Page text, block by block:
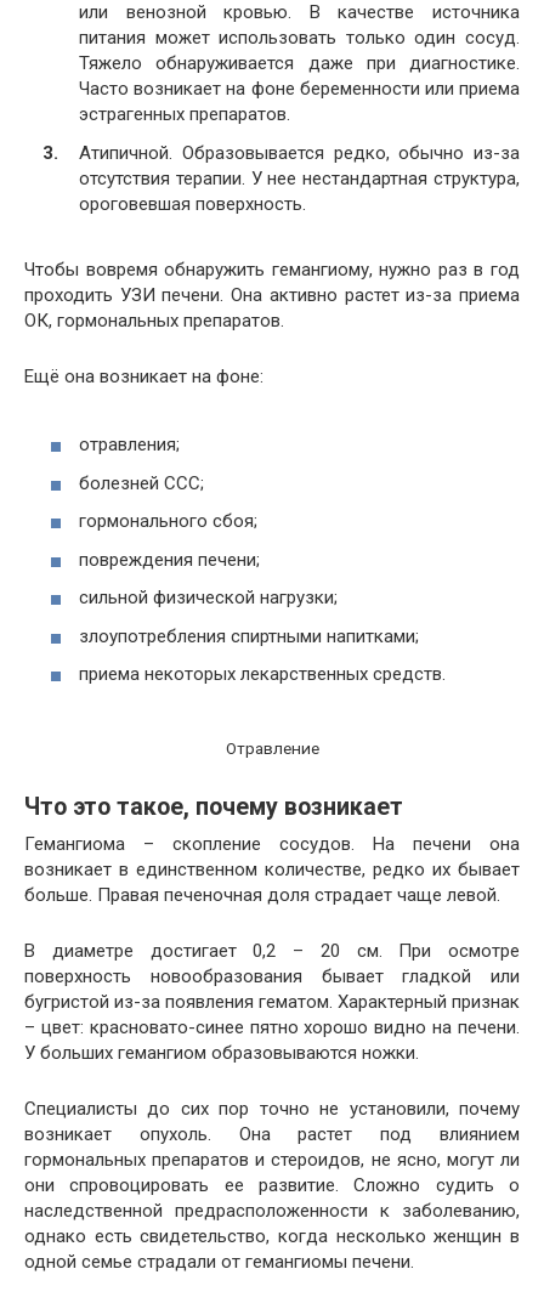
или венозной кровью. В качестве источника
питания может использовать только один сосуд.
Тяжело обнаруживается даже при диагностике.
Часто возникает на фоне беременности или приема
эстрагенных препаратов.
Атипичной. Образовывается редко, обычно из-за
отсутствия терапии. У нее нестандартная структура,
ороговевшая поверхность.
Чтобы вовремя обнаружить гемангиому, нужно раз в год
проходить УЗИ печени. Она активно растет из-за приема
ОК, гормональных препаратов.
Ещё она возникает на фоне:
отравления;
болезней ССС;
гормонального сбоя;
повреждения печени;
сильной физической нагрузки;
злоупотребления спиртными напитками;
приема некоторых лекарственных средств.
Отравление
Что это такое, почему возникает
Гемангиома – скопление сосудов. На печени она
возникает в единственном количестве, редко их бывает
больше. Правая печеночная доля страдает чаще левой.
В диаметре достигает 0,2 – 20 см. При осмотре
поверхность новообразования бывает гладкой или
бугристой из-за появления гематом. Характерный признак
– цвет: красновато-синее пятно хорошо видно на печени.
У больших гемангиом образовываются ножки.
Специалисты до сих пор точно не установили, почему
возникает опухоль. Она растет под влиянием
гормональных препаратов и стероидов, не ясно, могут ли
они спровоцировать ее развитие. Сложно судить о
наследственной предрасположенности к заболеванию,
однако есть свидетельство, когда несколько женщин в
одной семье страдали от гемангиомы печени.